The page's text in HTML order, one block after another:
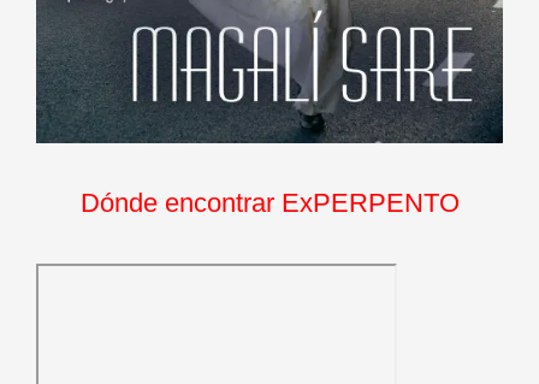
Dónde encontrar ExPERPENTO